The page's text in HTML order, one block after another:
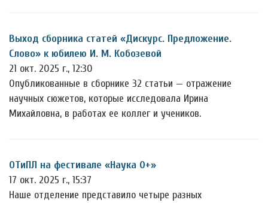
Выход сборника статей «Дискурс. Предложение.
Слово» к юбилею И. М. Кобозевой
21 окт. 2025 г., 12:30
Опубликованные в сборнике 32 статьи — отражение
научных сюжетов, которые исследовала Ирина
Михайловна, в работах ее коллег и учеников.
ОТиПЛ на фестивале «Наука 0+»
17 окт. 2025 г., 15:37
Наше отделение представило четыре разных